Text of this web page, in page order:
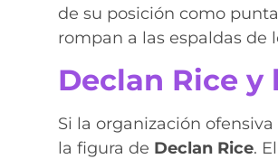
de su posición como
rompan a las espaldas de
Declan Rice
Si la organización
la figura de Declan Rice.